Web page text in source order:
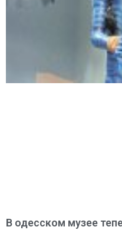
В одесском музее